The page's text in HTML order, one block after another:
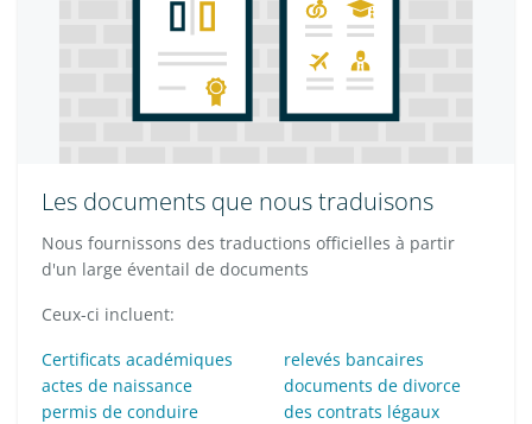
Les documents que nous traduisons
Nous fournissons des traductions officielles à partir
d'un large éventail de documents
Ceux-ci incluent:
Certificats académiques
relevés bancaires
actes de naissance
documents de divorce
permis de conduire
des contrats légaux